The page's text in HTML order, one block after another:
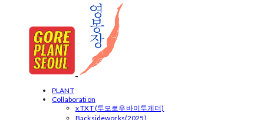
PLANT
Collaboration
x TXT (투모로우바이투게더)
Backsideworks(2025)